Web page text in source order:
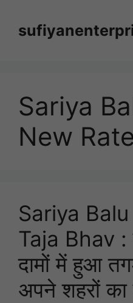
content
Sariya
New
Sariya
Taja Bhav :
दामों में हुआ
अपने शहरों का